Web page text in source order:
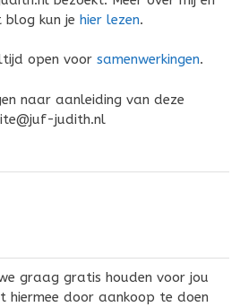
kun je hier lezen.
open voor samenwerkingen.
naar aanleiding van deze
judith.nl
graag gratis houden voor jou
hiermee door aankoop te doen